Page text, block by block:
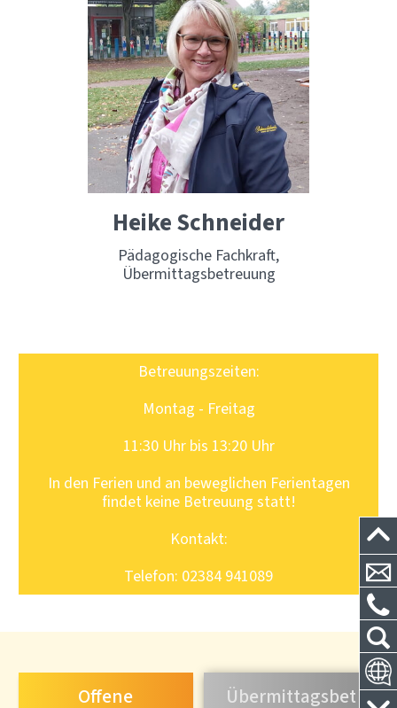
Heike Schneider
Pädagogische Fachkraft,
Übermittagsbetreuung
Betreuungszeiten:
Montag - Freitag
11:30 Uhr bis 13:20 Uhr
In den Ferien und an beweglichen Ferientagen
findet keine Betreuung statt!
Kontakt:
Telefon: 02384 941089
Offene Übermittagsbet